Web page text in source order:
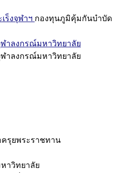
ร็งจุฬาฯ กองทุนภูมิคุ้มกันบำบัด
ฬาลงกรณ์มหาวิทยาลัย
ฬาลงกรณ์มหาวิทยาลัย
ครุยพระราชทาน
หาวิทยาลัย